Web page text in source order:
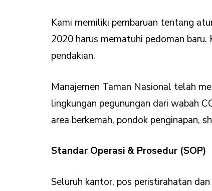
Kami memiliki pembaruan tentang
2020 harus mematuhi pedoman
pendakian.
Manajemen Taman Nasional telah
lingkungan pegunungan dari wabah
area berkemah, pondok penginapan,
Standar Operasi & Prosedur (SOP)
Seluruh kantor, pos peristirahatan